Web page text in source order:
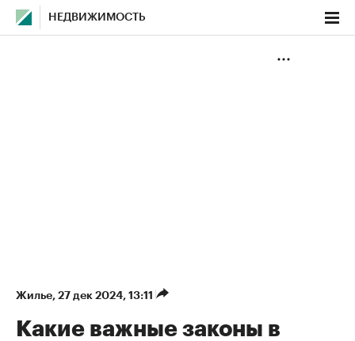
НЕДВИЖИМОСТЬ
Жилье⁠, 27 дек 2024, 13:11
Какие важные законы в